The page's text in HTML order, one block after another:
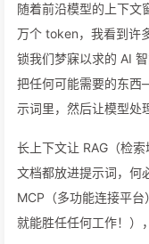
随着前沿模型的上下文
万个 token，我看到许
锁我们梦寐以求的 AI
把任何可能需要的东
示词里，然后让模型处
长上下文让 RAG（检
文档都放进提示词，何
MCP（多功能连接平
就能胜任任何工作！）